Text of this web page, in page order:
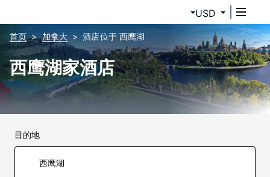
USD
首页 加拿大 酒店位于 西鹰湖
西鹰湖家酒店
目的地